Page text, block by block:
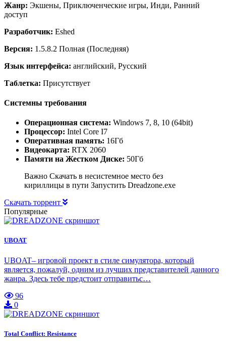
Жанр: Экшены, Приключенческие игры, Инди, Ранний
доступ
Разработчик: Eshed
Версия: 1.5.8.2 Полная (Последняя)
Язык интерфейса: английский, Русский
Таблетка: Присутствует
Системны требования
Операционная система: Windows 7, 8, 10 (64bit)
Процессор: Intel Core I7
Оперативная память: 16Гб
Видеокарта: RTX 2060
Памяти на Жестком Диске: 50Гб
Важно Скачать в несистемное место без
кириллицы в пути Запустить Dreadzone.exe
Скачать торрент
Популярные
UBOAT
UBOAT– игровой проект в стиле симулятора, который
является, пожалуй, одним из лучших представителей данного
жанра. Здесь тебе предстоит отправитьс…
96
0
Total Conflict: Resistance